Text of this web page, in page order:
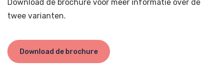
Download de brochure voor meer informatie over de
twee varianten.
Download de brochure